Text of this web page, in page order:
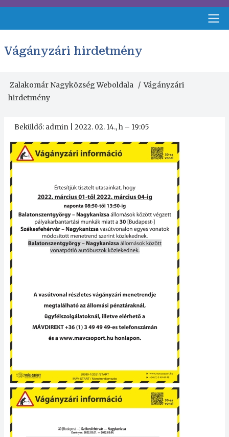
Ugrás
Fejléc
Vágányzári hirdetmény
Morzsa
Zalakomár Nagyközség Weboldala
Vágányzári
hirdetmény
Beküldő: admin 2022. 02. 14., h – 19:05